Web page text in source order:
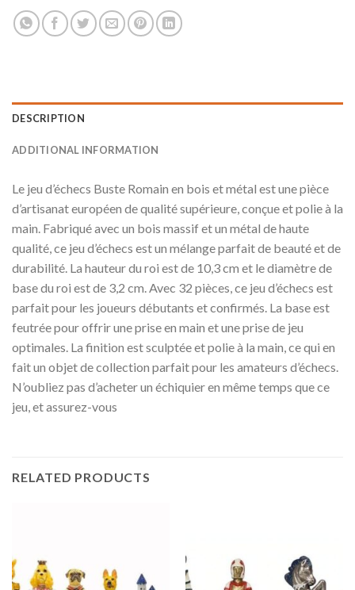
DESCRIPTION
ADDITIONAL INFORMATION
Le jeu d’échecs Buste Romain en bois et métal est une pièce
d’artisanat européen de qualité supérieure, conçue et polie à la
main. Fabriqué avec un bois massif et un métal de haute
qualité, ce jeu d’échecs est un mélange parfait de beauté et de
durabilité. La hauteur du roi est de 10,3 cm et le diamètre de
base du roi est de 3,2 cm. Avec 32 pièces, ce jeu d’échecs est
parfait pour les joueurs débutants et confirmés. La base est
feutrée pour offrir une prise en main et une prise de jeu
optimales. La finition est sculptée et polie à la main, ce qui en
fait un objet de collection parfait pour les amateurs d’échecs.
N’oubliez pas d’acheter un échiquier en même temps que ce
jeu, et assurez-vous
RELATED PRODUCTS